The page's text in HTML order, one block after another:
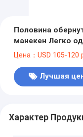
Половина
манекен Легко
Цена：USD 105-120
Лучшая
Характер